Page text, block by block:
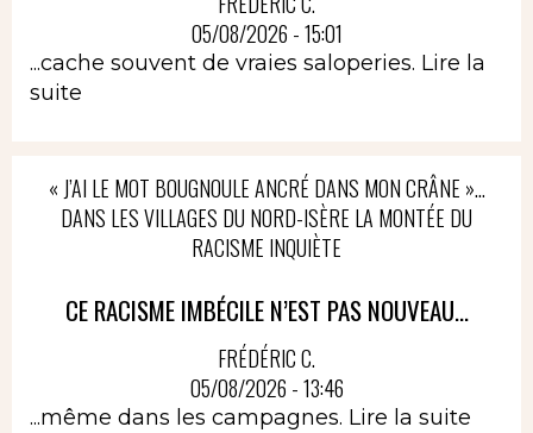
05/08/2026 - 15:01
...cache souvent de vraies saloperies. Lire la
suite
« J’AI LE MOT BOUGNOULE ANCRÉ DANS MON CRÂNE »…
DANS LES VILLAGES DU NORD-ISÈRE LA MONTÉE DU
RACISME INQUIÈTE
CE RACISME IMBÉCILE N’EST PAS NOUVEAU...
FRÉDÉRIC C.
05/08/2026 - 13:46
...même dans les campagnes. Lire la suite